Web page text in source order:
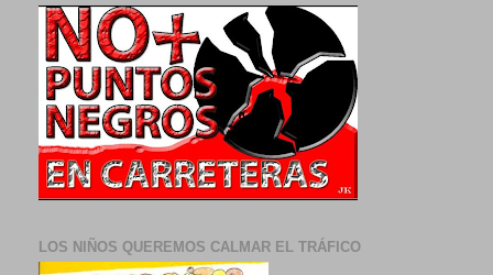
LOS NIÑOS QUEREMOS CALMAR EL TRÁFICO